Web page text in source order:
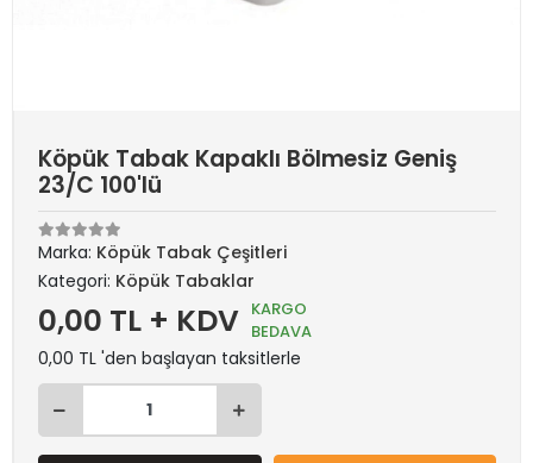
Köpük Tabak Kapaklı Bölmesiz Geniş
23/C 100'lü
Marka: Köpük Tabak Çeşitleri
Kategori: Köpük Tabaklar
0,00 TL + KDV KARGO
BEDAVA
0,00 TL 'den başlayan taksitlerle